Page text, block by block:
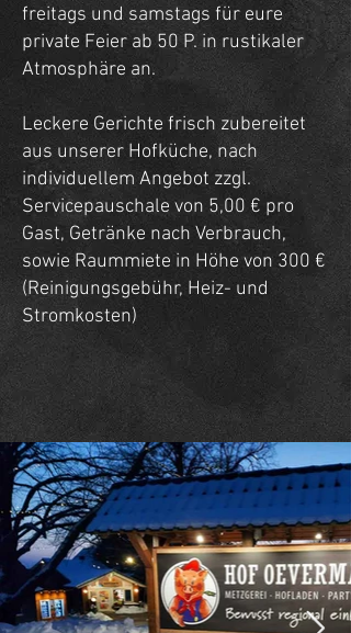
freitags und samstags für eure
private Feier ab 50 P. in rustikaler
Atmosphäre an.
Leckere Gerichte frisch zubereitet
aus unserer Hofküche, nach
individuellem Angebot zzgl.
Servicepauschale von 5,00 € pro
Gast, Getränke nach Verbrauch,
sowie Raummiete in Höhe von 300 €
(Reinigungsgebühr, Heiz- und
Stromkosten)